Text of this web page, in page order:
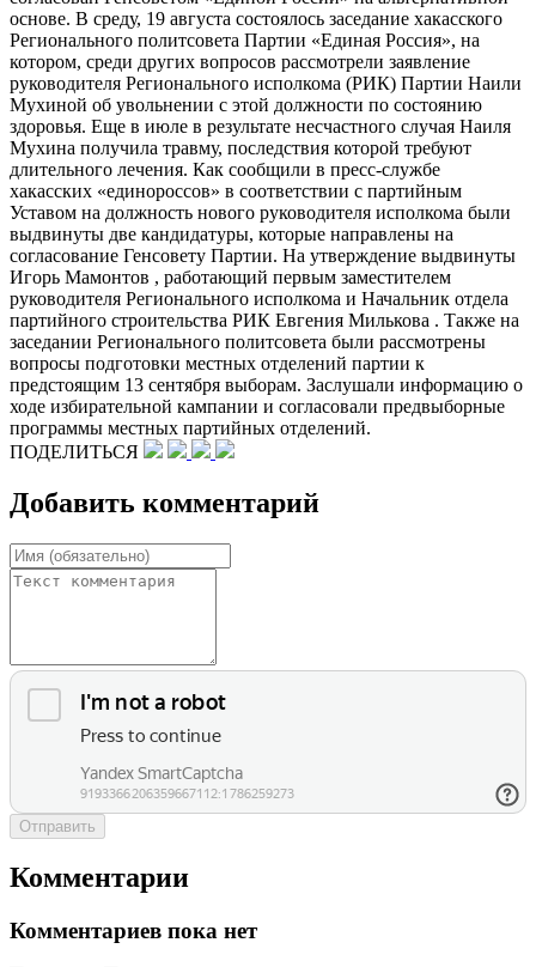
основе. В среду, 19 августа состоялось заседание хакасского
Регионального политсовета Партии «Единая Россия», на
котором, среди других вопросов рассмотрели заявление
руководителя Регионального исполкома (РИК) Партии Наили
Мухиной об увольнении с этой должности по состоянию
здоровья. Еще в июле в результате несчастного случая Наиля
Мухина получила травму, последствия которой требуют
длительного лечения. Как сообщили в пресс-службе
хакасских «единороссов» в соответствии с партийным
Уставом на должность нового руководителя исполкома были
выдвинуты две кандидатуры, которые направлены на
согласование Генсовету Партии. На утверждение выдвинуты
Игорь Мамонтов , работающий первым заместителем
руководителя Регионального исполкома и Начальник отдела
партийного строительства РИК Евгения Милькова . Также на
заседании Регионального политсовета были рассмотрены
вопросы подготовки местных отделений партии к
предстоящим 13 сентября выборам. Заслушали информацию о
ходе избирательной кампании и согласовали предвыборные
программы местных партийных отделений.
ПОДЕЛИТЬСЯ
Добавить комментарий
Отправить
Комментарии
Комментариев пока нет